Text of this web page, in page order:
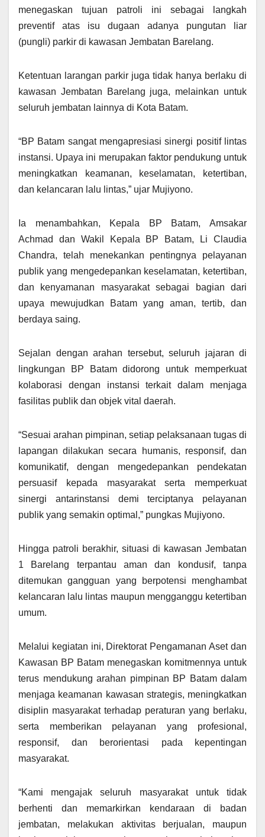
menegaskan tujuan patroli ini sebagai langkah
preventif atas isu dugaan adanya pungutan liar
(pungli) parkir di kawasan Jembatan Barelang.
Ketentuan larangan parkir juga tidak hanya berlaku di
kawasan Jembatan Barelang juga, melainkan untuk
seluruh jembatan lainnya di Kota Batam.
“BP Batam sangat mengapresiasi sinergi positif lintas
instansi. Upaya ini merupakan faktor pendukung untuk
meningkatkan keamanan, keselamatan, ketertiban,
dan kelancaran lalu lintas,” ujar Mujiyono.
Ia menambahkan, Kepala BP Batam, Amsakar
Achmad dan Wakil Kepala BP Batam, Li Claudia
Chandra, telah menekankan pentingnya pelayanan
publik yang mengedepankan keselamatan, ketertiban,
dan kenyamanan masyarakat sebagai bagian dari
upaya mewujudkan Batam yang aman, tertib, dan
berdaya saing.
Sejalan dengan arahan tersebut, seluruh jajaran di
lingkungan BP Batam didorong untuk memperkuat
kolaborasi dengan instansi terkait dalam menjaga
fasilitas publik dan objek vital daerah.
“Sesuai arahan pimpinan, setiap pelaksanaan tugas di
lapangan dilakukan secara humanis, responsif, dan
komunikatif, dengan mengedepankan pendekatan
persuasif kepada masyarakat serta memperkuat
sinergi antarinstansi demi terciptanya pelayanan
publik yang semakin optimal,” pungkas Mujiyono.
Hingga patroli berakhir, situasi di kawasan Jembatan
1 Barelang terpantau aman dan kondusif, tanpa
ditemukan gangguan yang berpotensi menghambat
kelancaran lalu lintas maupun mengganggu ketertiban
umum.
Melalui kegiatan ini, Direktorat Pengamanan Aset dan
Kawasan BP Batam menegaskan komitmennya untuk
terus mendukung arahan pimpinan BP Batam dalam
menjaga keamanan kawasan strategis, meningkatkan
disiplin masyarakat terhadap peraturan yang berlaku,
serta memberikan pelayanan yang profesional,
responsif, dan berorientasi pada kepentingan
masyarakat.
“Kami mengajak seluruh masyarakat untuk tidak
berhenti dan memarkirkan kendaraan di badan
jembatan, melakukan aktivitas berjualan, maupun